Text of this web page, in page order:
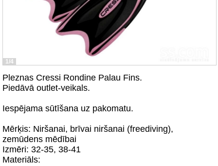
1/4
Pleznas Cressi Rondine Palau Fins.
Piedāvā outlet-veikals.
Iespējama sūtīšana uz pakomatu.
Mērķis: Niršanai, brīvai niršanai (freediving),
zemūdens mēdībai
Izmēri: 32-35, 38-41
Materiāls: